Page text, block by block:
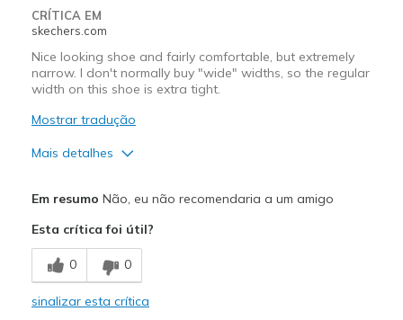
CRÍTICA EM
skechers.com
Nice looking shoe and fairly comfortable, but extremely
narrow. I don't normally buy "wide" widths, so the regular
width on this shoe is extra tight.
Mostrar tradução
Mais detalhes
Comfortable
Contras
Need Break In
Em resumo Não, eu não recomendaria a um amigo
Esta crítica foi útil?
0 0
sinalizar esta crítica